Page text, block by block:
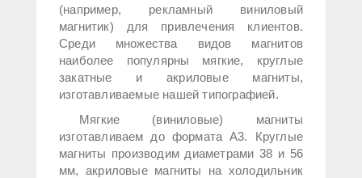
(например, рекламный виниловый
магнитик) для привлечения клиентов.
Среди множества видов магнитов
наиболее популярны мягкие, круглые
закатные и акриловые магниты,
изготавливаемые нашей типографией.
Мягкие (виниловые) магниты
изготавливаем до формата А3. Круглые
магниты производим диаметрами 38 и 56
мм, акриловые магниты на холодильник